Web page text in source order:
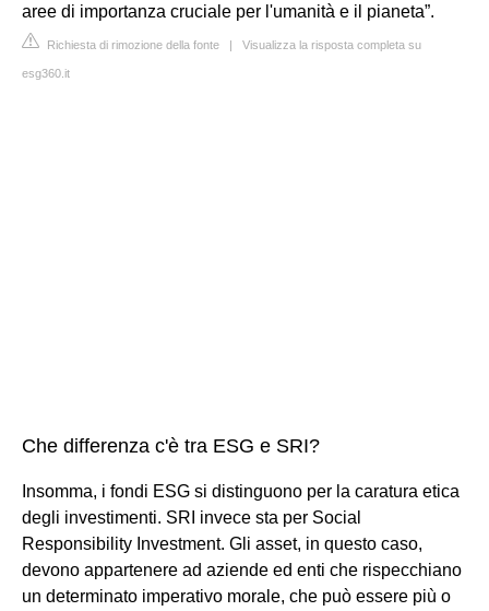
aree di importanza cruciale per l'umanità e il pianeta”.
Richiesta di rimozione della fonte | Visualizza la risposta completa su
esg360.it
Che differenza c'è tra ESG e SRI?
Insomma, i fondi ESG si distinguono per la caratura etica
degli investimenti. SRI invece sta per Social
Responsibility Investment. Gli asset, in questo caso,
devono appartenere ad aziende ed enti che rispecchiano
un determinato imperativo morale, che può essere più o